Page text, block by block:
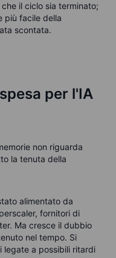
il ciclo sia terminato;
più facile della
scontata.
per l'IA
non riguarda
la tenuta della
alimentato da
fornitori di
Ma cresce il dubbio
nel tempo. Si
legate a possibili ritardi